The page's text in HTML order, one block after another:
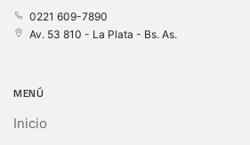
0221 609-7890
Av. 53 810 - La Plata - Bs. As.
MENÚ
Inicio